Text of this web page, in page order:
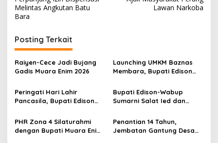
v
i
g
a
s
i
p
o
s
Melintas Angkutan Batu
Bara
Lawan Narkoba
Posting Terkait
Raiyen-Cece Jadi Bujang
Gadis Muara Enim 2026
Launching UMKM Baznas
Membara, Bupati Edison
Usaha kepada 200
Mustahik
Peringati Hari Lahir
Pancasila, Bupati Edison
Perkokoh Persatuan dan
Kawal Pembangunan
Bupati Edison-Wabup
Sumarni Salat Ied dan
di Masjid Agung
PHR Zona 4 Silaturahmi
dengan Bupati Muara Enim
Penantian 14 Tahun,
Jembatan Gantung Desa